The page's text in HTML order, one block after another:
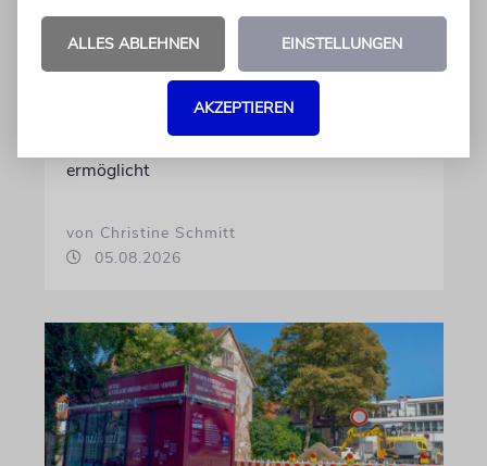
REFORM
Hilfe im Alltag
Familien mit behinderten Kindern sorgen sich,
dass ausgerechnet die Unterstützung gekürzt
ermöglicht
von Christine Schmitt
05.08.2026
ALLES ABLEHNEN EINSTELLUNGEN
AKZEPTIEREN